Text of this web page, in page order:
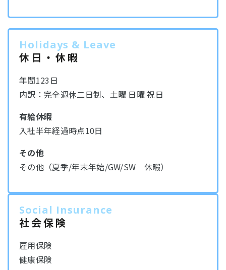
Holidays & Leave
休日・休暇
年間123日
内訳：完全週休二日制、土曜 日曜 祝日
有給休暇
入社半年経過時点10日
その他
その他（夏季/年末年始/GW/SW 休暇）
Social Insurance
社会保険
雇用保険
健康保険